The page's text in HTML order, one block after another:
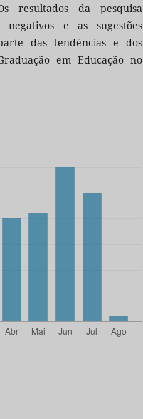
resultados da pesquisa
negativos e as sugestões
das tendências e dos
em Educação no